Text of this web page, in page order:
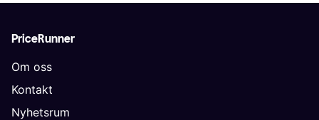
PriceRunner
Om oss
Kontakt
Nyhetsrum